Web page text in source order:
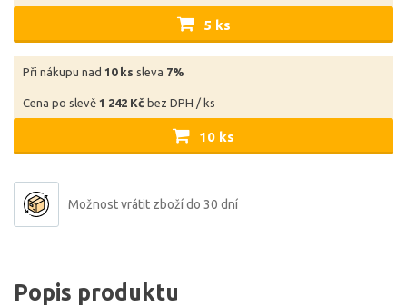
5 ks
Při nákupu nad 10 ks sleva 7%
Cena po slevě 1 242 Kč bez DPH / ks
10 ks
Možnost vrátit zboží do 30 dní
Popis produktu